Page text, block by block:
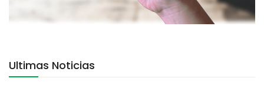
Ultimas Noticias